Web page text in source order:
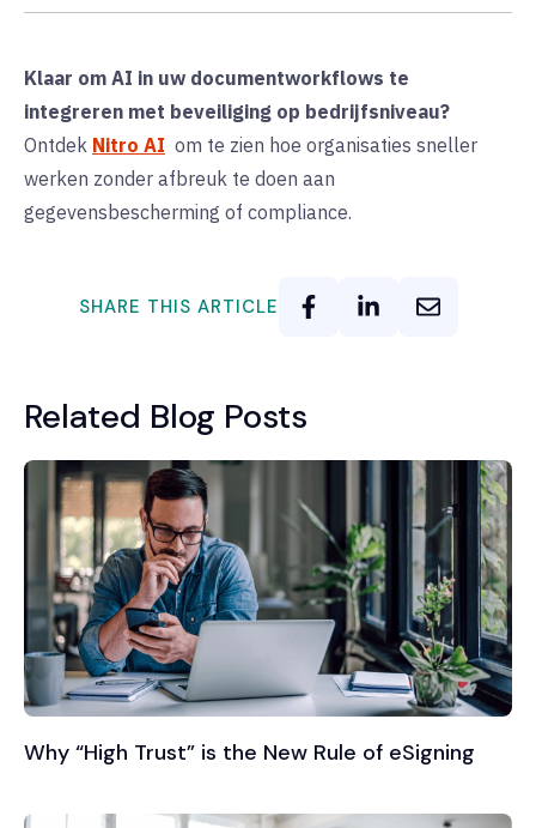
Klaar om AI in uw documentworkflows te
integreren met beveiliging op bedrijfsniveau?
Ontdek Nitro AI om te zien hoe organisaties sneller
werken zonder afbreuk te doen aan
gegevensbescherming of compliance.
SHARE THIS ARTICLE
Related Blog Posts
Why “High Trust” is the New Rule of eSigning